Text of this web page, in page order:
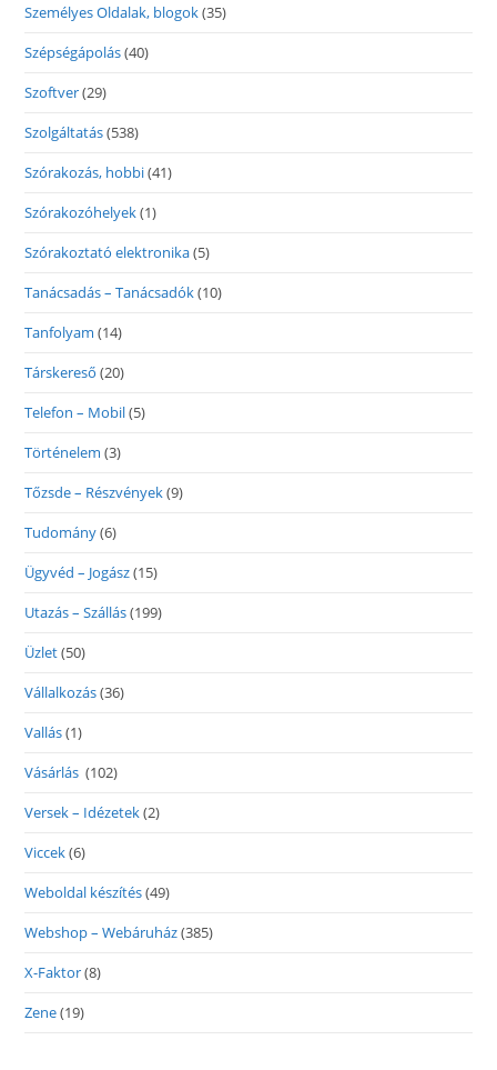
Személyes Oldalak, blogok(35)
Szépségápolás(40)
Szoftver(29)
Szolgáltatás(538)
Szórakozás, hobbi(41)
Szórakozóhelyek(1)
Szórakoztató elektronika(5)
Tanácsadás – Tanácsadók(10)
Tanfolyam (14)
Társkereső (20)
Telefon – Mobil(5)
Történelem (3)
Tőzsde – Részvények(9)
Tudomány(6)
Ügyvéd – Jogász(15)
Utazás – Szállás(199)
Üzlet(50)
Vállalkozás(36)
Vallás(1)
Vásárlás (102)
Versek – Idézetek(2)
Viccek(6)
Weboldal készítés(49)
Webshop – Webáruház(385)
X-Faktor(8)
Zene(19)